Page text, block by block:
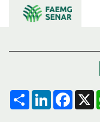
Compartilhar
LinkedIn X